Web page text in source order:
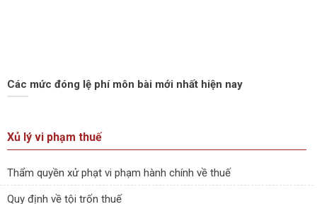
Các mức đóng lệ phí môn bài mới nhất hiện nay
Xủ lý vi phạm thuế
Thẩm quyền xử phạt vi phạm hành chính về thuế
Quy định về tội trốn thuế